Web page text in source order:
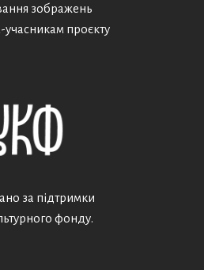
зображень
учасникам проєкту
за підтримки
фонду.